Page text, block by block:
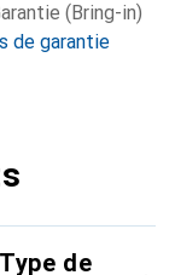
(Bring-in)
de garantie
de